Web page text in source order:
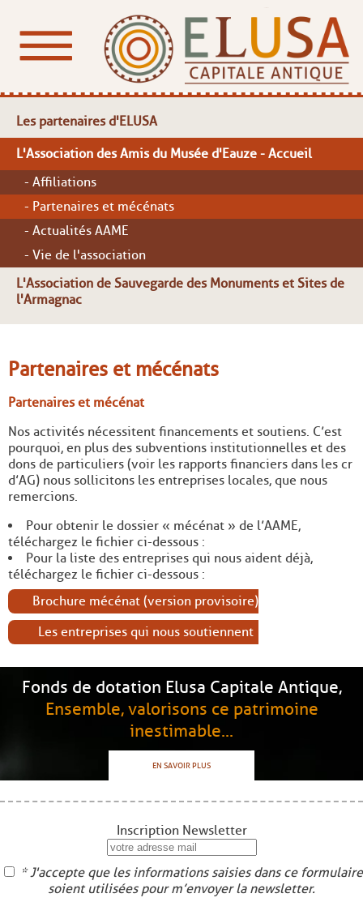
Les partenaires d'ELUSA
L'Association des Amis du Musée d'Eauze - Accueil
- Affiliations
- Partenaires et mécénats
- Actualités AAME
- Vie de l'association
L'Association de Sauvegarde des Monuments et Sites de
l'Armagnac
Partenaires et mécénats
Partenaires et mécénat
Nos activités nécessitent financements et soutiens. C’est
pourquoi, en plus des subventions institutionnelles et des
dons de particuliers (voir les rapports financiers dans les cr
d’AG) nous sollicitons les entreprises locales, que nous
remercions.
Pour obtenir le dossier « mécénat » de l’AAME,
téléchargez le fichier ci-dessous :
Pour la liste des entreprises qui nous aident déjà,
téléchargez le fichier ci-dessous :
Brochure mécénat (version provisoire)
Les entreprises qui nous soutiennent
Fonds de dotation Elusa Capitale Antique,
Ensemble, valorisons ce patrimoine
inestimable...
EN SAVOIR PLUS
Inscription Newsletter
* J'accepte que les informations saisies dans ce formulaire
soient utilisées pour m’envoyer la newsletter.